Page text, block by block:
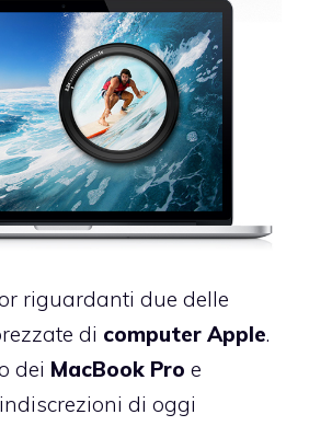
riguardanti due delle
di computer Apple.
dei MacBook Pro e
di oggi